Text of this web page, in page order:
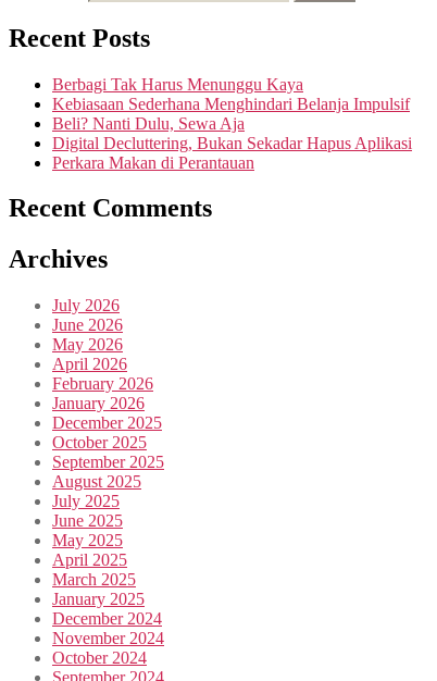
Recent Posts
Berbagi Tak Harus Menunggu Kaya
Kebiasaan Sederhana Menghindari Belanja Impulsif
Beli? Nanti Dulu, Sewa Aja
Digital Decluttering, Bukan Sekadar Hapus Aplikasi
Perkara Makan di Perantauan
Recent Comments
Archives
July 2026
June 2026
May 2026
April 2026
February 2026
January 2026
December 2025
October 2025
September 2025
August 2025
July 2025
June 2025
May 2025
April 2025
March 2025
January 2025
December 2024
November 2024
October 2024